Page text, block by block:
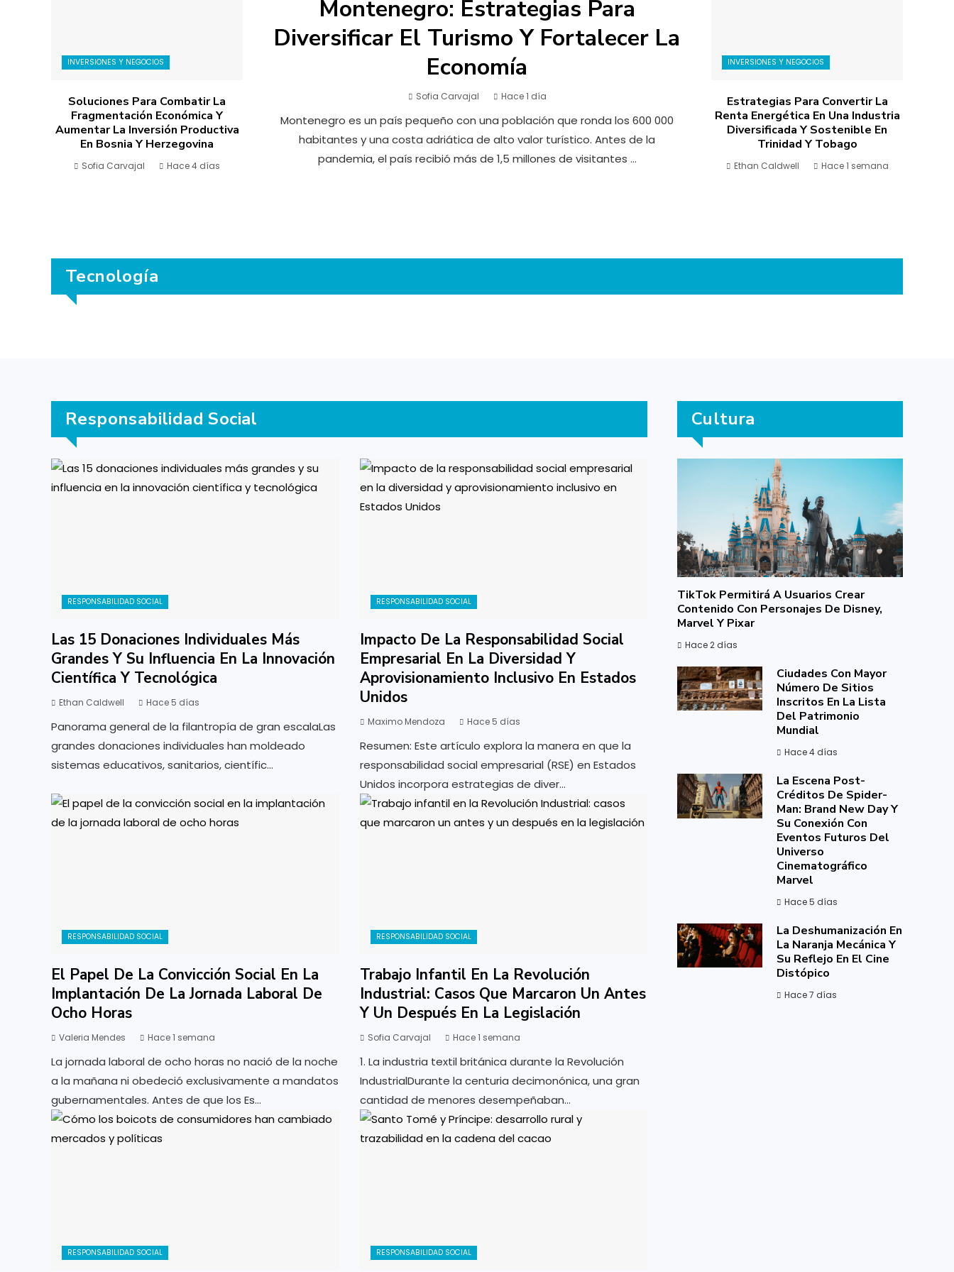
Montenegro: Estrategias Para
Diversificar El Turismo Y Fortalecer La
Economía
Sofia Carvajal Hace 1 día
Montenegro es un país pequeño con una población que ronda los 600 000
habitantes y una costa adriática de alto valor turístico. Antes de la
pandemia, el país recibió más de 1,5 millones de visitantes ...
INVERSIONES Y NEGOCIOS
Soluciones Para Combatir La
Fragmentación Económica Y
Aumentar La Inversión Productiva
En Bosnia Y Herzegovina
Sofia Carvajal Hace 4 días
INVERSIONES Y NEGOCIOS
Estrategias Para Convertir La
Renta Energética En Una Industria
Diversificada Y Sostenible En
Trinidad Y Tobago
Ethan Caldwell Hace 1 semana
Tecnología
Responsabilidad Social
RESPONSABILIDAD SOCIAL
Las 15 Donaciones Individuales Más
Grandes Y Su Influencia En La Innovación
Científica Y Tecnológica
Ethan Caldwell Hace 5 días
Panorama general de la filantropía de gran escalaLas
grandes donaciones individuales han moldeado
sistemas educativos, sanitarios, científic...
RESPONSABILIDAD SOCIAL
Impacto De La Responsabilidad Social
Empresarial En La Diversidad Y
Aprovisionamiento Inclusivo En Estados
Unidos
Maximo Mendoza Hace 5 días
Resumen: Este artículo explora la manera en que la
responsabilidad social empresarial (RSE) en Estados
Unidos incorpora estrategias de diver...
RESPONSABILIDAD SOCIAL
El Papel De La Convicción Social En La
Implantación De La Jornada Laboral De
Ocho Horas
Valeria Mendes Hace 1 semana
La jornada laboral de ocho horas no nació de la noche
a la mañana ni obedeció exclusivamente a mandatos
gubernamentales. Antes de que los Es...
RESPONSABILIDAD SOCIAL
Trabajo Infantil En La Revolución
Industrial: Casos Que Marcaron Un Antes
Y Un Después En La Legislación
Sofia Carvajal Hace 1 semana
1. La industria textil británica durante la Revolución
IndustrialDurante la centuria decimonónica, una gran
cantidad de menores desempeñaban...
RESPONSABILIDAD SOCIAL RESPONSABILIDAD SOCIAL
Cultura
TikTok Permitirá A Usuarios Crear
Contenido Con Personajes De Disney,
Marvel Y Pixar
Hace 2 días
Ciudades Con Mayor
Número De Sitios
Inscritos En La Lista
Del Patrimonio
Mundial
Hace 4 días
La Escena Post-
Créditos De Spider-
Man: Brand New Day Y
Su Conexión Con
Eventos Futuros Del
Universo
Cinematográfico
Marvel
Hace 5 días
La Deshumanización En
La Naranja Mecánica Y
Su Reflejo En El Cine
Distópico
Hace 7 días